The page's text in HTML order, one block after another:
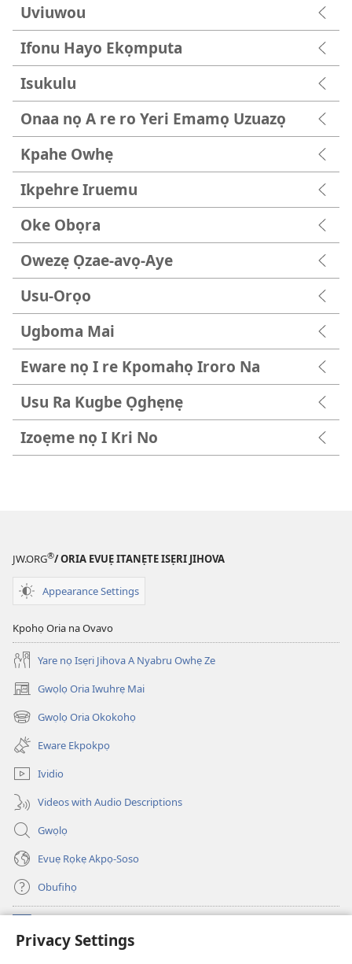
Privacy Settings
Uviuwou
Ifonu Hayo Ekọmputa
Isukulu
Onaa nọ A re ro Yeri Emamọ Uzuazọ
Kpahe Owhẹ
Ikpehre Iruemu
Oke Obọra
Owezẹ Ọzae-avọ-Aye
Usu-Orọo
Ugboma Mai
Eware nọ I re Kpomahọ Iroro Na
Usu Ra Kugbe Ọghẹnẹ
Izoẹme nọ I Kri No
JW.ORG®/ ORIA EVUẸ ITANẸTE ISẸRI JIHOVA
Appearance Settings
Kpohọ Oria na Ovavo
Yare nọ Isẹri Jihova A Nyabru Owhẹ Ze
Gwọlọ Oria Iwuhrẹ Mai
(opens
new
window)
Gwọlọ Oria Okokohọ
(opens
new
window)
Eware Ekpokpọ
Ividio
Videos with Audio Descriptions
Gwọlọ
Evuẹ Rọkẹ Akpọ-Soso
Obufihọ
(opens
new